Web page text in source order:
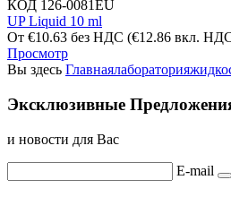
КОД 126-0081EU
UP Liquid 10 ml
От €10.63 без НДС (€12.86 вкл.
Просмотр
Вы здесь Главнаялаборатория
Эксклюзивные
и новости для Вас
E-mail